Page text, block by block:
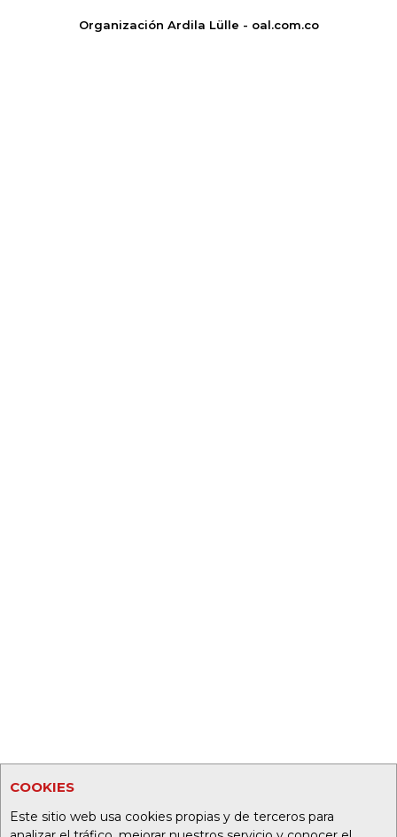
COOKIES
Este sitio web usa cookies propias y de terceros para
Organización Ardila Lülle - oal.com.co